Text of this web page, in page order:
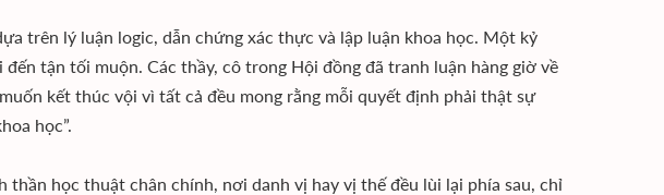
trên lý luận logic, dẫn chứng xác thực và lập luận khoa học. Một kỷ
tận tối muộn. Các thầy, cô trong Hội đồng đã tranh luận hàng giờ về
kết thúc vội vì tất cả đều mong rằng mỗi quyết định phải thật sự
học”.
thần học thuật chân chính, nơi danh vị hay vị thế đều lùi lại phía sau, chỉ